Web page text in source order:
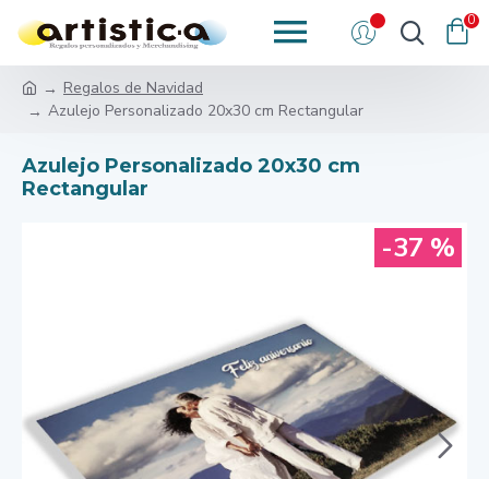
0
Regalos de Navidad
Azulejo Personalizado 20x30 cm Rectangular
Azulejo Personalizado 20x30 cm
Rectangular
-37 %